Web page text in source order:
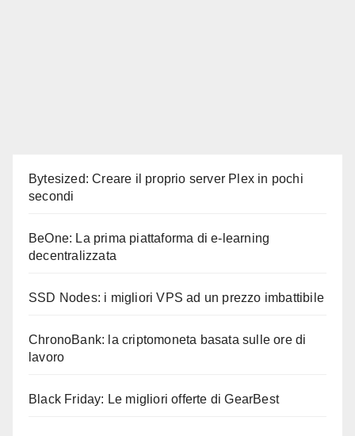
Bytesized: Creare il proprio server Plex in pochi
secondi
BeOne: La prima piattaforma di e-learning
decentralizzata
SSD Nodes: i migliori VPS ad un prezzo imbattibile
ChronoBank: la criptomoneta basata sulle ore di
lavoro
Black Friday: Le migliori offerte di GearBest